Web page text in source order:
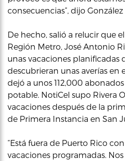
consecuencias”, dijo González
De hecho, salió a relucir que
Región Metro, José Antonio
unas vacaciones planificadas
descubrieran unas averías en
dejó a unos 112,000
potable. NotiCel supo Rivera
vacaciones después de la
de Primera Instancia en San
“Está fuera de Puerto Rico
vacaciones programadas.